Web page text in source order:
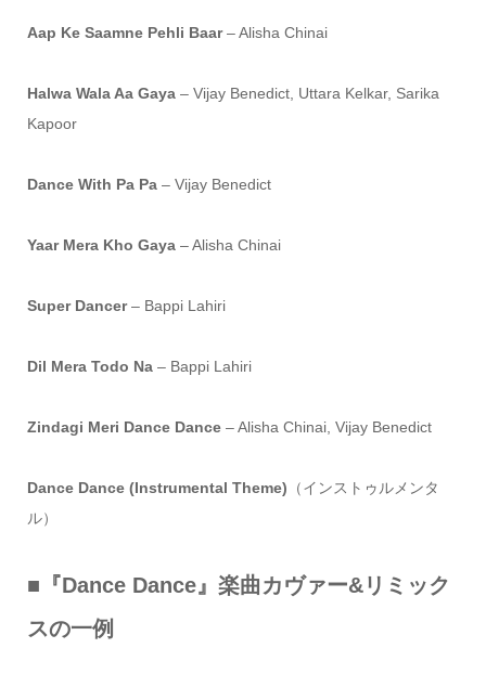
Aap Ke Saamne Pehli Baar– Alisha Chinai
Halwa Wala Aa Gaya– Vijay Benedict, Uttara Kelkar, Sarika
Kapoor
Dance With Pa Pa– Vijay Benedict
Yaar Mera Kho Gaya– Alisha Chinai
Super Dancer– Bappi Lahiri
Dil Mera Todo Na– Bappi Lahiri
Zindagi Meri Dance Dance– Alisha Chinai, Vijay Benedict
Dance Dance (Instrumental Theme) （インストゥルメンタ
ル）
■『Dance Dance』楽曲カヴァー&リミック
スの一例